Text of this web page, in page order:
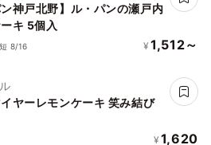
ン神戸北野】ル・パンの瀬戸内
キ 5個入
8/16 ¥ 1,512～
ヤーレモンケーキ 笑み結び
¥ 1,620